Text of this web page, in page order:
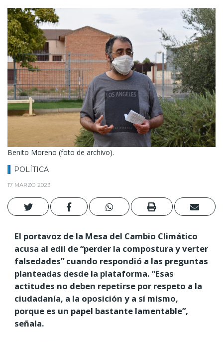
Benito Moreno (foto de archivo).
POLÍTICA
17 MARZO 2023
El portavoz de la Mesa del Cambio Climático
acusa al edil de “perder la compostura y verter
falsedades” cuando respondió a las preguntas
planteadas desde la plataforma. “Esas
actitudes no deben repetirse por respeto a la
ciudadanía, a la oposición y a sí mismo,
porque es un papel bastante lamentable”,
señala.